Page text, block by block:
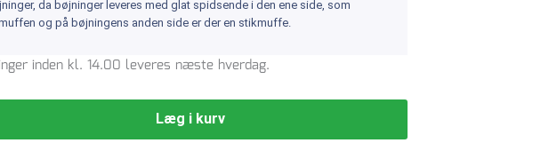
da bøjninger leveres med glat spidsende i den ene side, som
og på bøjningens anden side er der en stikmuffe.
inden kl. 14.00 leveres næste hverdag.
Læg i kurv